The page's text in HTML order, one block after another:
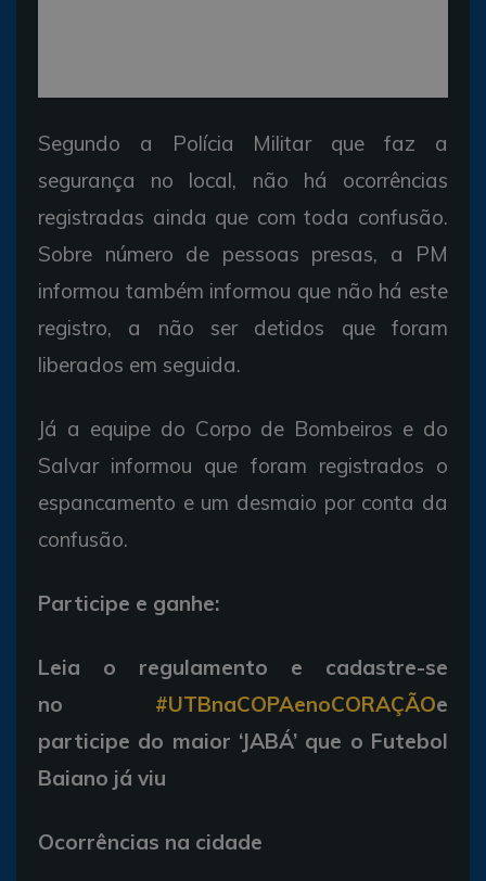
Segundo a Polícia Militar que faz a
segurança no local, não há ocorrências
registradas ainda que com toda confusão.
Sobre número de pessoas presas, a PM
informou também informou que não há este
registro, a não ser detidos que foram
liberados em seguida.
Já a equipe do Corpo de Bombeiros e do
Salvar informou que foram registrados o
espancamento e um desmaio por conta da
confusão.
Participe e ganhe:
Leia o regulamento e cadastre-se
no #UTBnaCOPAenoCORAÇÃOe
participe do maior ‘JABÁ’ que o Futebol
Baiano já viu
Ocorrências na cidade